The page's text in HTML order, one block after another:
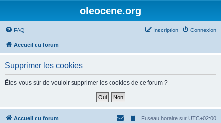
oleocene.org
FAQ Connexion
Inscription
Accueil du forum
Supprimer les cookies
Êtes-vous sûr de vouloir supprimer les cookies de ce forum ?
Accueil du forum Fuseau horaire sur UTC+02:00